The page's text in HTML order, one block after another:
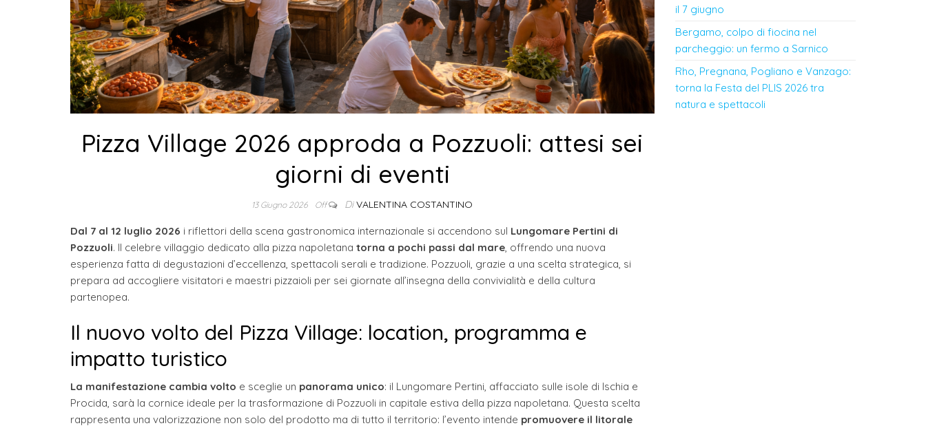
Pizza Village 2026 approda a Pozzuoli: attesi sei
giorni di eventi
13 Giugno 2026 Off Di VALENTINA COSTANTINO
Dal 7 al 12 luglio 2026 i riflettori della scena gastronomica internazionale si accendono sul Lungomare Pertini di
Pozzuoli. Il celebre villaggio dedicato alla pizza napoletana torna a pochi passi dal mare , offrendo una nuova
esperienza fatta di degustazioni d’eccellenza, spettacoli serali e tradizione. Pozzuoli, grazie a una scelta strategica, si
prepara ad accogliere visitatori e maestri pizzaioli per sei giornate all’insegna della convivialità e della cultura
partenopea.
Il nuovo volto del Pizza Village: location, programma e
impatto turistico
La manifestazione cambia volto e sceglie un panorama unico: il Lungomare Pertini, affacciato sulle isole di Ischia e
Procida, sarà la cornice ideale per la trasformazione di Pozzuoli in capitale estiva della pizza napoletana. Questa scelta
rappresenta una valorizzazione non solo del prodotto ma di tutto il territorio: l’evento intende promuovere il litorale
il 7 giugno
Bergamo, colpo di fiocina nel
parcheggio: un fermo a Sarnico
Rho, Pregnana, Pogliano e Vanzago:
torna la Festa del PLIS 2026 tra
natura e spettacoli